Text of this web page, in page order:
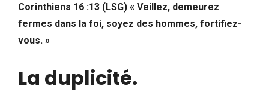
Corinthiens 16 :13 (LSG) « Veillez, demeurez
fermes dans la foi, soyez des hommes, fortifiez-
vous. »
La duplicité.